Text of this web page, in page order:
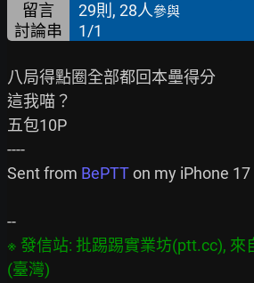
留言
29則, 28人參與
討論串 1/1
八局得點圈全部都回本壘得分
這我喵？
五包10P
----
Sent from BePTT on my iPhone 17
※ 發信站: 批踢踢實業坊(ptt.cc), 來
(臺灣)